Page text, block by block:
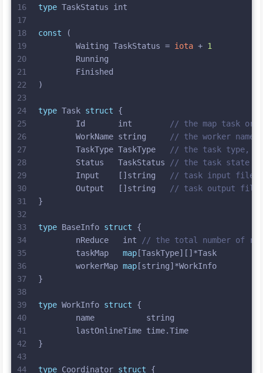
16
17
18
19
20
21
22
23
24
25
26
27
28
29
30
31
32
33
34
35
36
37
38
39
40
41
42
43
44
type TaskStatus int
const (
	Waiting TaskStatus =
iota + 1
	Running
	Finished
)
type Task struct {
	Id
int
// the map task or
	WorkName
string
// the worker name
	TaskType TaskType
// the task type,
	Status   TaskStatus
// the task state
	Input    []
string
// task input files,
	Output   []
string
// task output
}
type BaseInfo struct {
	nReduce
int
// the total number of
	taskMap
map [TaskType][]*Task
	workerMap
map [string]*WorkInfo
}
type WorkInfo struct {
	name
string
	lastOnlineTime time.Time
}
type Coordinator struct {